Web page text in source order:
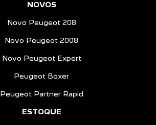
NOVOS
Novo Peugeot 208
Novo Peugeot 2008
Novo Peugeot Expert
Peugeot Boxer
Peugeot Partner Rapid
ESTOQUE